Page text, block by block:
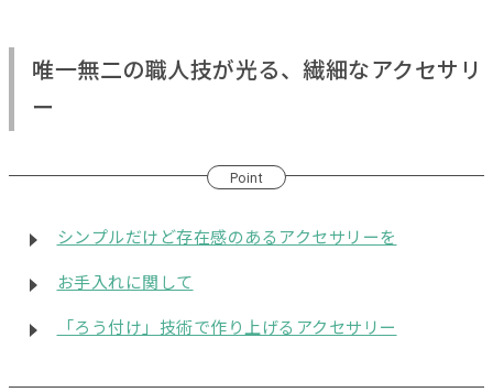
唯一無二の職人技が光る、繊細なアクセサリ
ー
Point
シンプルだけど存在感のあるアクセサリーを
お手入れに関して
「ろう付け」技術で作り上げるアクセサリー